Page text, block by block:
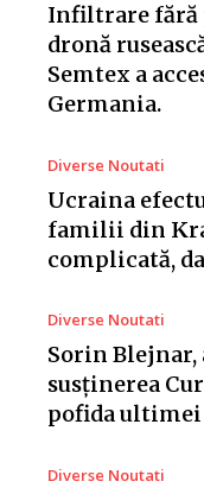
Infiltrare fără
dronă
Semtex a
Germania.
Diverse Noutati
Ucraina
familii din
complicată,
Diverse Noutati
Sorin Blejnar,
susținerea
pofida ultimei
Diverse Noutati